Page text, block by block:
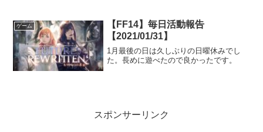
ゲーム
【FF14】毎日活動報告
【2021/01/31】
1月最後の日は久しぶりの日曜休みでし
た。長めに遊べたので良かったです。
スポンサーリンク